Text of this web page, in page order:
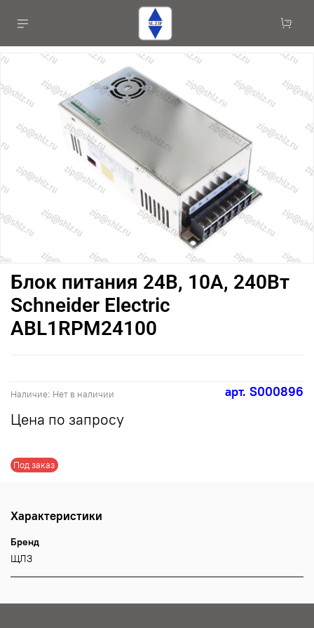
арт. S000896
Наличие: Нет в наличии
Под заказ
Блок питания 24В, 10А, 240Вт
Schneider Electric
ABL1RPM24100
Цена по запросу
Характеристики
Бренд
ЩЛЗ